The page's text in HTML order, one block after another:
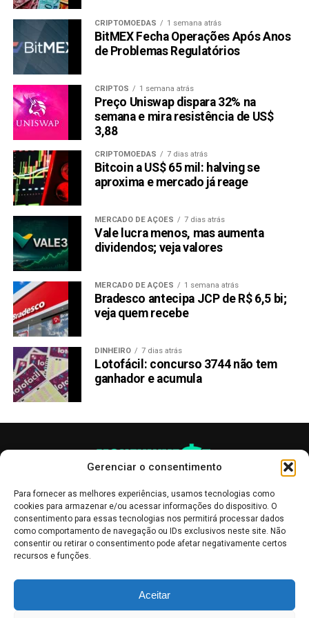
Gerenciar o consentimento
Para fornecer as melhores experiências, usamos tecnologias como
cookies para armazenar e/ou acessar informações do dispositivo. O
consentimento para essas tecnologias nos permitirá processar dados
como comportamento de navegação ou IDs exclusivos neste site. Não
consentir ou retirar o consentimento pode afetar negativamente certos
recursos e funções.
Aceitar
Copy
Link
WhatsApp
TÓPICOS RELACIONADOS: PEPE RABOO (RABT)
PRÓXIMA:
Analista prevê que esta moeda DeFi Meme vai
disparar, e não é Pepe (PEPE) ou Floki (FLOKI)
NÃO PERCA:
Será que a Memecoin Book of Meme (BOME) é
Scam?
CRIPTOMOEDAS 1 semana atrás
BitMEX Fecha Operações Após Anos
de Problemas Regulatórios
CRIPTOS 1 semana atrás
Preço Uniswap dispara 32% na
semana e mira resistência de US$
3,88
CRIPTOMOEDAS 7 dias atrás
Bitcoin a US$ 65 mil: halving se
aproxima e mercado já reage
MERCADO DE AÇÕES 7 dias atrás
Vale lucra menos, mas aumenta
dividendos; veja valores
MERCADO DE AÇÕES 1 semana atrás
Bradesco antecipa JCP de R$ 6,5 bi;
veja quem recebe
DINHEIRO 7 dias atrás
Lotofácil: concurso 3744 não tem
ganhador e acumula
informativo, servindo como boletins de divulgação, e não devem ser
interpretadas como recomendações de investimento.Leia mais